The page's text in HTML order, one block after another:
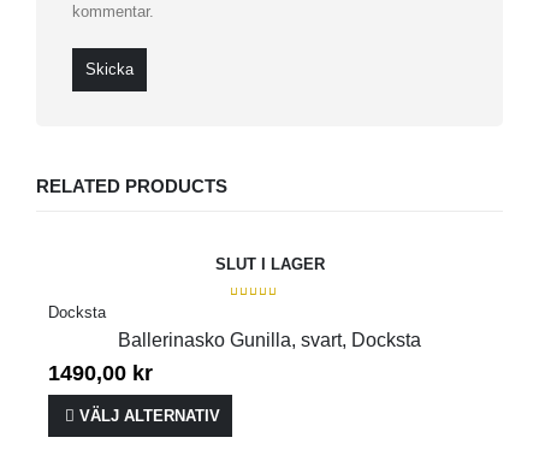
kommentar.
RELATED PRODUCTS
SLUT I LAGER
Docksta
Ballerinasko Gunilla, svart, Docksta
1490,00 kr
VÄLJ ALTERNATIV